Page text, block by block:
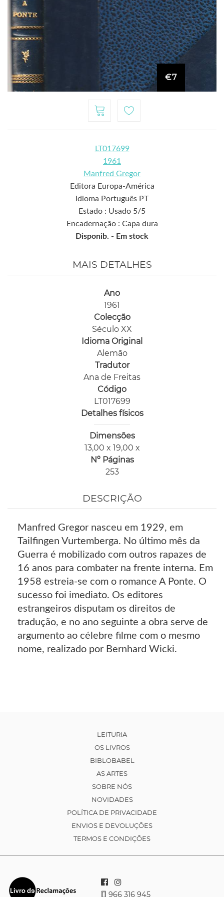
€7
LT017699
1961
Manfred Gregor
Editora Europa-América
Idioma Português PT
Estado : Usado 5/5
Encadernação : Capa dura
Disponib. - Em stock
MAIS DETALHES
Ano
1961
Colecção
Século XX
Idioma Original
Alemão
Tradutor
Ana de Freitas
Código
LT017699
Detalhes físicos
Dimensões
13,00 x 19,00 x
Nº Páginas
253
DESCRIÇÃO
Manfred Gregor nasceu em 1929, em
Tailfingen Vurtemberga. No último mês da
Guerra é mobilizado com outros rapazes de
16 anos para combater na frente interna. Em
1958 estreia-se com o romance A Ponte. O
sucesso foi imediato. Os editores
estrangeiros disputam os direitos de
tradução, e no ano seguinte a obra serve de
argumento ao célebre filme com o mesmo
nome, realizado por Bernhard Wicki.
LEITURIA
OS LIVROS
BIBLOBABEL
AS ARTES
SOBRE NÓS
NOVIDADES
POLÍTICA DE PRIVACIDADE
ENVIOS E DEVOLUÇÕES
TERMOS E CONDIÇÕES
966 316 945